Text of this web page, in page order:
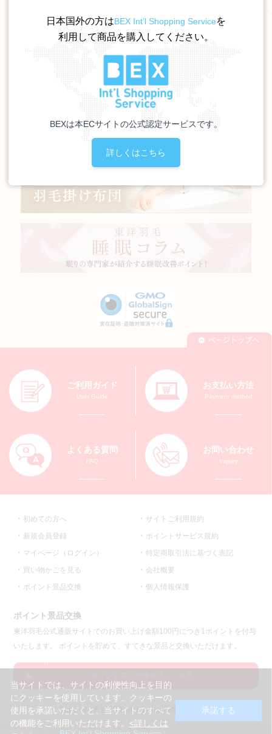
ご利用ガイド
User Guide
お支払い方法
Payment method
よくある質問
FAQ
お問い合わせ
Inquiry
初めての方へ
新規会員登録
マイページ（ログイン）
買い物かごを見る
ポイント景品交換
サイトご利用規約
ポイントサービス規約
特定商取引法に基づく表記
会社概要
個人情報保護
ポイント景品交換
東洋羽毛公式通販サイトでのお買い上げ金額100円につき1ポイントを付与
いたします。 ポイントを貯めて、すてきな景品と交換いただけます。
Copyright ® 2015 Toyo Feather Industry co.,ltd.
当サイトでは、サイトの利便性向上を目的
にクッキーを使用しています。クッキーの
使用を承諾いただくと、当サイトのすべて
の機能をご利用いただけます。 <詳しくは
承諾する
日本国外の方はBEX Int’l Shopping Serviceを
利用して商品を購入してください。
BEXは本ECサイトの公式認定サービスです。
詳しくはこちら